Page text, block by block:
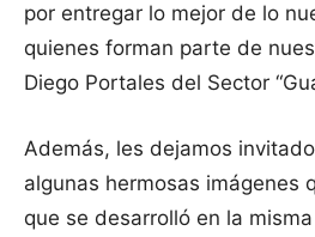
por entregar lo mejor de lo
quienes forman parte de
Diego Portales del Sector
Además, les dejamos
algunas hermosas imágenes
que se desarrolló en la